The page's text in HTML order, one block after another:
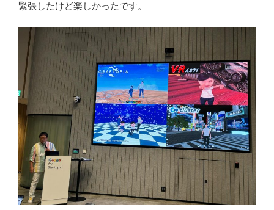
緊張したけど楽しかったです。